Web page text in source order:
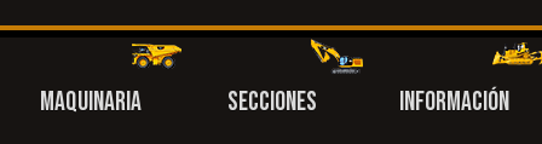
MAQUINARIA
SECCIONES
INFORMACIÓN